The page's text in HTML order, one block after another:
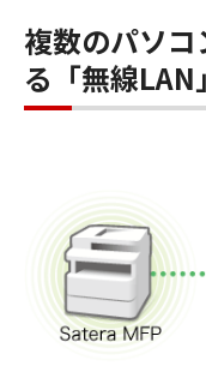
複数のパソ
る「無線LAN」